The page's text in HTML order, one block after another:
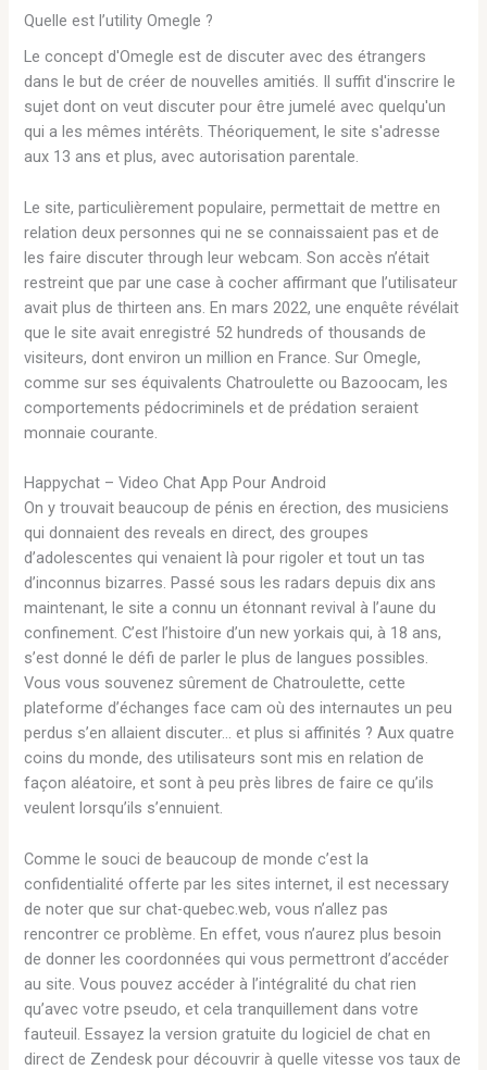
Quelle est l’utility Omegle ?
Le concept d'Omegle est de discuter avec des étrangers
dans le but de créer de nouvelles amitiés. Il suffit d'inscrire le
sujet dont on veut discuter pour être jumelé avec quelqu'un
qui a les mêmes intérêts. Théoriquement, le site s'adresse
aux 13 ans et plus, avec autorisation parentale.
Le site, particulièrement populaire, permettait de mettre en
relation deux personnes qui ne se connaissaient pas et de
les faire discuter through leur webcam. Son accès n’était
restreint que par une case à cocher affirmant que l’utilisateur
avait plus de thirteen ans. En mars 2022, une enquête révélait
que le site avait enregistré 52 hundreds of thousands de
visiteurs, dont environ un million en France. Sur Omegle,
comme sur ses équivalents Chatroulette ou Bazoocam, les
comportements pédocriminels et de prédation seraient
monnaie courante.
Happychat – Video Chat App Pour Android
On y trouvait beaucoup de pénis en érection, des musiciens
qui donnaient des reveals en direct, des groupes
d’adolescentes qui venaient là pour rigoler et tout un tas
d’inconnus bizarres. Passé sous les radars depuis dix ans
maintenant, le site a connu un étonnant revival à l’aune du
confinement. C’est l’histoire d’un new yorkais qui, à 18 ans,
s’est donné le défi de parler le plus de langues possibles.
Vous vous souvenez sûrement de Chatroulette, cette
plateforme d’échanges face cam où des internautes un peu
perdus s’en allaient discuter… et plus si affinités ? Aux quatre
coins du monde, des utilisateurs sont mis en relation de
façon aléatoire, et sont à peu près libres de faire ce qu’ils
veulent lorsqu’ils s’ennuient.
Comme le souci de beaucoup de monde c’est la
confidentialité offerte par les sites internet, il est necessary
de noter que sur chat-quebec.web, vous n’allez pas
rencontrer ce problème. En effet, vous n’aurez plus besoin
de donner les coordonnées qui vous permettront d’accéder
au site. Vous pouvez accéder à l’intégralité du chat rien
qu’avec votre pseudo, et cela tranquillement dans votre
fauteuil. Essayez la version gratuite du logiciel de chat en
direct de Zendesk pour découvrir à quelle vitesse vos taux de